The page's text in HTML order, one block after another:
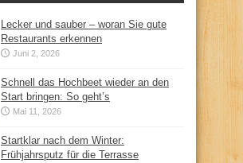
Lecker und sauber – woran Sie gute
Restaurants erkennen
Juni 2, 2026
Schnell das Hochbeet wieder an den
Start bringen: So geht’s
Mai 11, 2026
Startklar nach dem Winter:
Frühjahrsputz für die Terrasse